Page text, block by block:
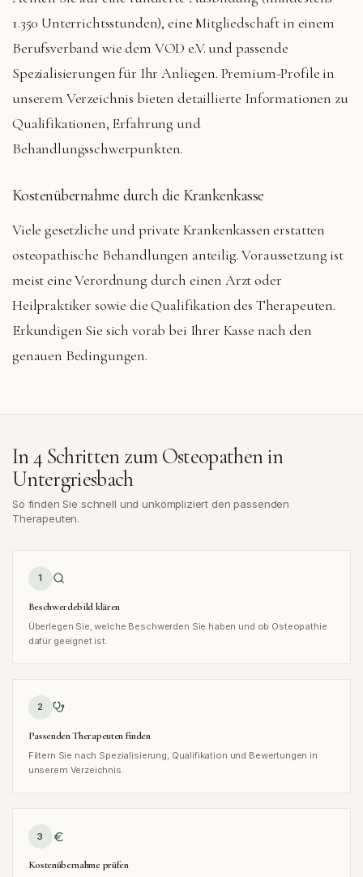
1.350 Unterrichtsstunden), eine Mitgliedschaft in einem
Berufsverband wie dem VOD e.V. und passende
Spezialisierungen für Ihr Anliegen. Premium-Profile in
unserem Verzeichnis bieten detaillierte Informationen zu
Qualifikationen, Erfahrung und
Behandlungsschwerpunkten.
Kostenübernahme durch die Krankenkasse
Viele gesetzliche und private Krankenkassen erstatten
osteopathische Behandlungen anteilig. Voraussetzung ist
meist eine Verordnung durch einen Arzt oder
Heilpraktiker sowie die Qualifikation des Therapeuten.
Erkundigen Sie sich vorab bei Ihrer Kasse nach den
genauen Bedingungen.
In 4 Schritten zum Osteopathen in
Untergriesbach
So finden Sie schnell und unkompliziert den passenden
Therapeuten.
1
Beschwerdebild klären
Überlegen Sie, welche Beschwerden Sie haben und ob Osteopathie
dafür geeignet ist.
2
Passenden Therapeuten finden
Filtern Sie nach Spezialisierung, Qualifikation und Bewertungen in
unserem Verzeichnis.
3
Kostenübernahme prüfen